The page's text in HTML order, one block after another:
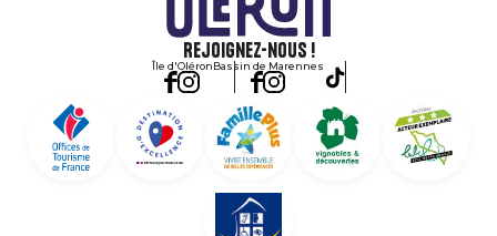
Rejoignez-nous !
Île d'OléronBassin de Marennes